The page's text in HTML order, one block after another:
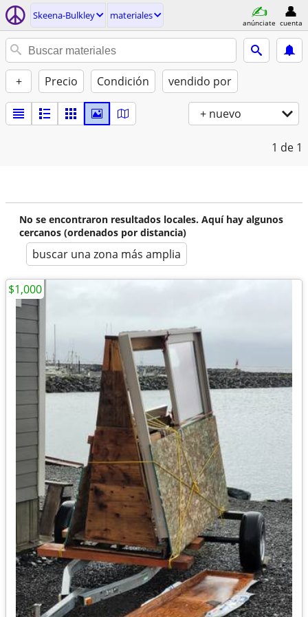
Skeena-Bulkley materiales
anúnciate cuenta
+ Precio Condición vendido por
+ nuevo
1 de 1
No se encontraron resultados locales. Aquí hay algunos
cercanos (ordenados por distancia)
buscar una zona más amplia
$1,000